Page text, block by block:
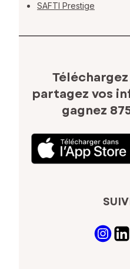
SAFTI Prestige
partagez vos
gagnez